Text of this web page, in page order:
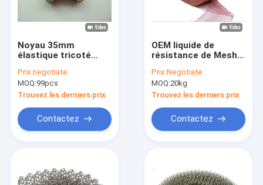
Noyau 35mm
élastique tricoté
Mesh Washer
Stainless Steel Wire
0.12mm de fil
Prix:negotiate
MOQ:99pcs
Trouvez les derniers prix
Contactez
OEM liquide de
résistance de Mesh
gaz tricoté par 0.15-
0.28mm
Prix:Negotiate
MOQ:20kg
Trouvez les derniers prix
Contactez